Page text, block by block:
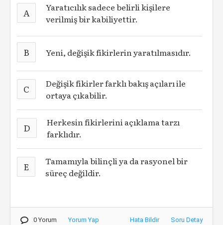
A
Yaratıcılık sadece belirli kişilere
verilmiş bir kabiliyettir.
B Yeni, değişik fikirlerin yaratılmasıdır.
C
Değişik fikirler farklı bakış açıları ile
ortaya çıkabilir.
D
Herkesin fikirlerini açıklama tarzı
farklıdır.
E
Tamamıyla bilinçli ya da rasyonel bir
süreç değildir.
0 Yorum Yorum Yap Hata Bildir Soru Detay